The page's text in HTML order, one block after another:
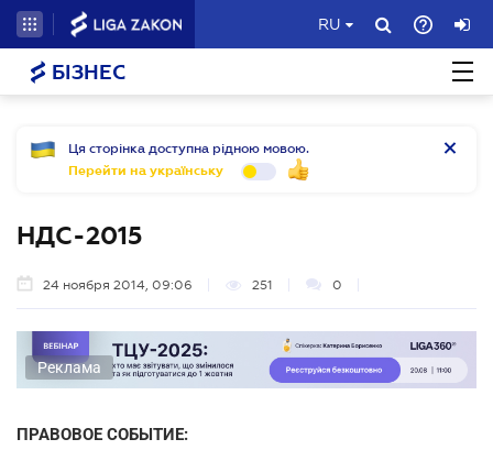
RU
БІЗНЕС
Ця сторінка доступна рідною мовою.
Перейти на українську
НДС-2015
24 ноября 2014, 09:06 251 0
Реклама
ПРАВОВОЕ СОБЫТИЕ: